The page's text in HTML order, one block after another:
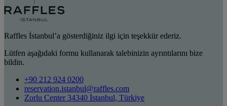
Raffles İstanbul’a gösterdiğiniz ilgi için teşekkür ederiz.
Lütfen aşağıdaki formu kullanarak talebinizin ayrıntılarını bize
bildin.
+90 212 924 0200
reservation.istanbul@raffles.com
Zorlu Center 34340 İstanbul, Türkiye